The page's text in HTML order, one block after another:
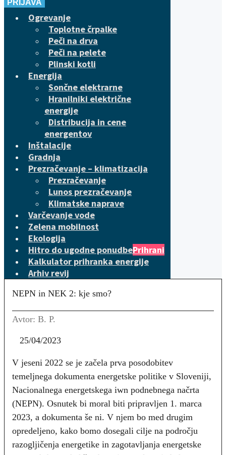
PRIJAVA
Ogrevanje
Toplotne črpalke
Peči na drva
Peči na pelete
Plinski kotli
Energija
Sončne elektrarne
Hranilniki električne
energije
Distribucija in cene
energentov
Inštalacije
Gradnja
Prezračevanje – klimatizacija
Prezračevanje
Lunos prezračevanje
Klimatske naprave
Varčevanje vode
Zelena mobilnost
Ekologija
Hitro do ugodne ponudbePrihrani
Kalkulator prihranka energije
Arhiv revij
NEPN in NEK 2: kje smo?
Avtor: B. P.
25/04/2023
V jeseni 2022 se je začela prva posodobitev
temeljnega dokumenta energetske politike v Sloveniji,
Nacionalnega energetskega iwn podnebnega načrta
(NEPN). Osnutek bi moral biti pripravljen 1. marca
2023, a dokumenta še ni. V njem bo med drugim
opredeljeno, kako bomo dosegali cilje na področju
razogljičenja energetike in zagotavljanja energetske